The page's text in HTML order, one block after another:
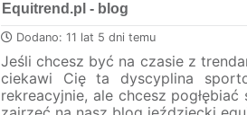
Equitrend.pl - blog
Dodano: 11 lat 5 dni temu
Jeśli chcesz być na czasie z
ciekawi Cię ta dyscyplina
rekreacyjnie, ale chcesz